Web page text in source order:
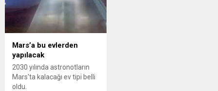
Mars’a bu evlerden
yapılacak
2030 yılında astronotların
Mars'ta kalacağı ev tipi belli
oldu.